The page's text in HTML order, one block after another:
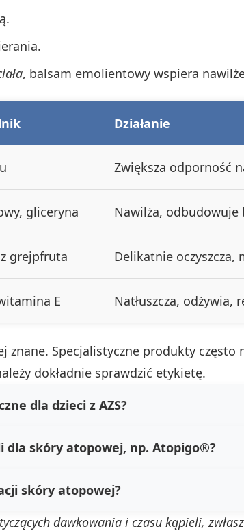
, balsam emolientowy wspiera
Działanie
Zwiększa odporność
gliceryna Nawilża, odbudowuje
grejpfruta Delikatnie
E Natłuszcza, odżywia,
znane. Specjalistyczne produkty często
dokładnie sprawdzić etykietę.
dla dzieci z AZS?
dla skóry atopowej, np. Atopigo®?
skóry atopowej?
dawkowania i czasu kąpieli,